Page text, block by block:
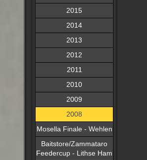
2015
2014
2013
2012
2011
2010
2009
2008
Mosella Finale - Wehlen
Baitstore/Zammataro
Feedercup - Lithse Ham